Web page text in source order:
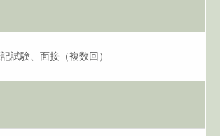
試験、面接（複数回）